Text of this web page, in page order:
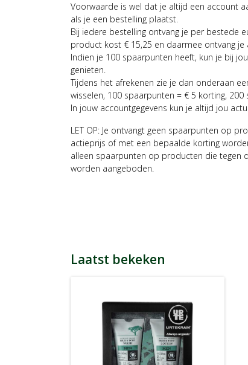
Voorwaarde is wel dat je altijd een account
als je een bestelling plaatst.
Bij iedere bestelling ontvang je per bestede
product kost € 15,25 en daarmee ontvang
Indien je 100 spaarpunten heeft, kun je bij
genieten.
Tijdens het afrekenen zie je dan onderaan
wisselen, 100 spaarpunten = € 5 korting,
In jouw accountgegevens kun je altijd jou
LET OP: Je ontvangt geen spaarpunten op
actieprijs of met een bepaalde korting
alleen spaarpunten op producten die tegen
worden aangeboden.
Laatst bekeken